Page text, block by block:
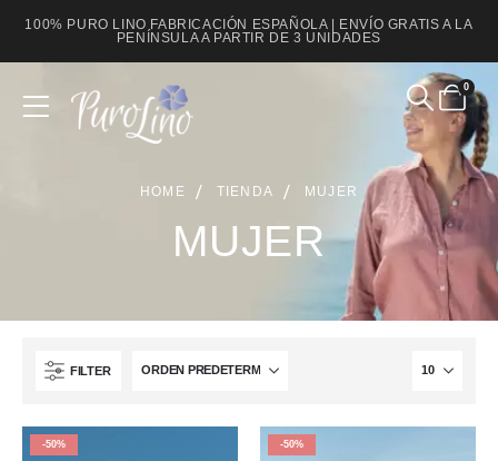
100% PURO LINO FABRICACIÓN ESPAÑOLA | ENVÍO GRATIS A LA
PENÍNSULA A PARTIR DE 3 UNIDADES
0
HOME TIENDA MUJER
MUJER
FILTER
-50% -50%